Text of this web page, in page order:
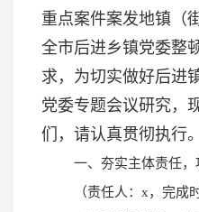
重点案件案发地镇（
全市后进乡镇党委整
求，为切实做好后进
党委专题会议研究，
们，请认真贯彻执行。
一、夯实主体责任
（责任人：x，完成